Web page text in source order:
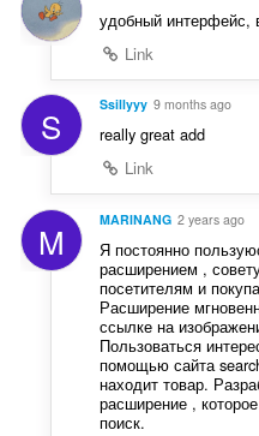
удобный интерфейс,
Link
S Ssillyyy 9 months ago
really great add
Link
M MARINANG 2 years ago
Я постоянно
расширением ,
посетителям и
Расширение
ссылке на
Пользоваться
помощью сайта
находит товар.
расширение ,
поиск.